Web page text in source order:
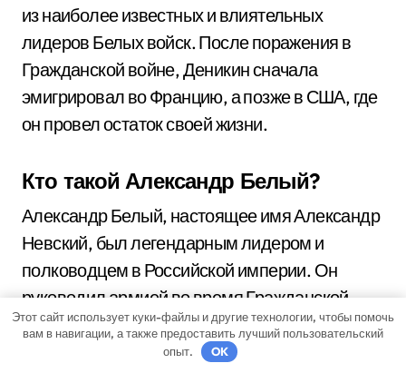
из наиболее известных и влиятельных
лидеров Белых войск. После поражения в
Гражданской войне, Деникин сначала
эмигрировал во Францию, а позже в США, где
он провел остаток своей жизни.
Кто такой Александр Белый?
Александр Белый, настоящее имя Александр
Невский, был легендарным лидером и
полководцем в Российской империи. Он
руководил армией во время Гражданской
войны и был одним из основателей Белой
Армии. Белый был известен своими
Этот сайт использует куки-файлы и другие технологии, чтобы помочь
вам в навигации, а также предоставить лучший пользовательский
опыт.
OK